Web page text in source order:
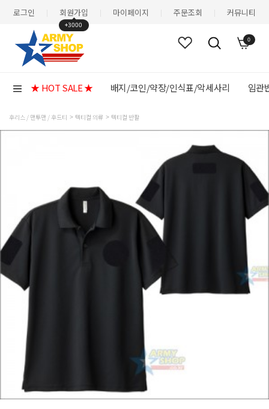
로그인 회원가입
+3000
마이페이지 주문조회 커뮤니티
0
★ HOT SALE ★ 배지/코인/약장/인식표/악세사리 임관
후리스 / 맨투맨 / 후드티 텍티컬 의류 텍티컬 반팔